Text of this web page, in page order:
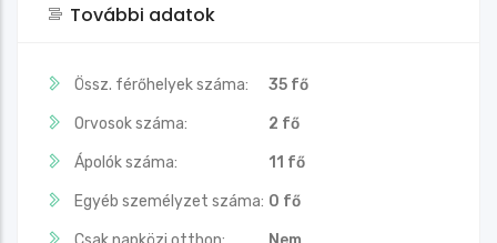
További adatok
Össz. férőhelyek száma: 35 fő
Orvosok száma: 2 fő
Ápolók száma: 11 fő
Egyéb személyzet száma: 0 fő